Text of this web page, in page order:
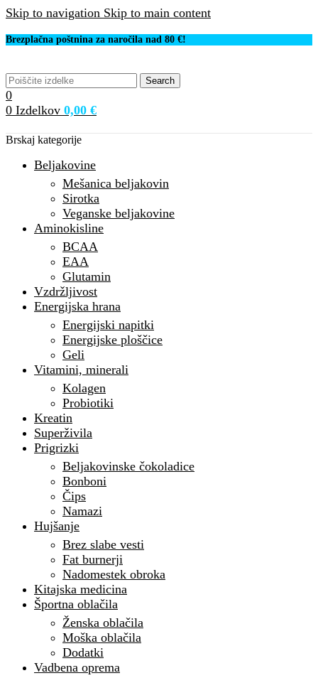
Skip to navigation Skip to main content
Brezplačna poštnina za naročila nad 80 €!
Search
0
0 Izdelkov 0,00 €
Brskaj kategorije
Beljakovine
Mešanica beljakovin
Sirotka
Veganske beljakovine
Aminokisline
BCAA
EAA
Glutamin
Vzdržljivost
Energijska hrana
Energijski napitki
Energijske ploščice
Geli
Vitamini, minerali
Kolagen
Probiotiki
Kreatin
Superživila
Prigrizki
Beljakovinske čokoladice
Bonboni
Čips
Namazi
Hujšanje
Brez slabe vesti
Fat burnerji
Nadomestek obroka
Kitajska medicina
Športna oblačila
Ženska oblačila
Moška oblačila
Dodatki
Vadbena oprema